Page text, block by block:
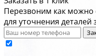
Перезвоним как можно
для уточнения деталей